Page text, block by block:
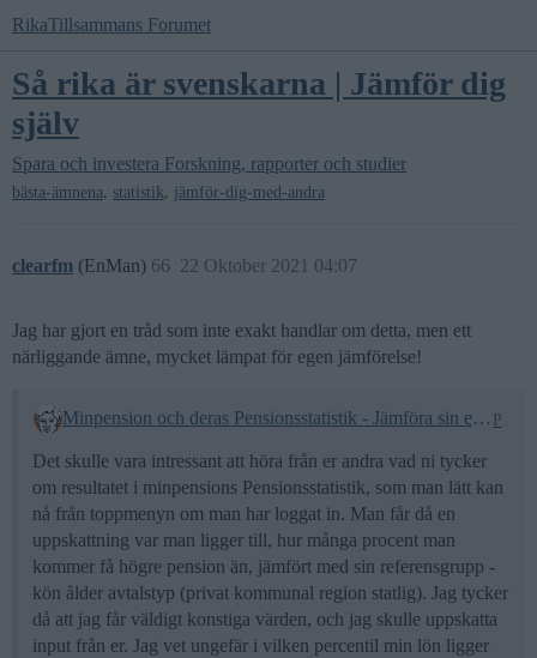
RikaTillsammans Forumet
Så rika är svenskarna | Jämför dig
själv
Spara och investera Forskning, rapporter och studier
bästa-ämnena, statistik, jämför-dig-med-andra
clearfm (EnMan) 22 Oktober 2021 04:07
66
Jag har gjort en tråd som inte exakt handlar om detta, men ett
närliggande ämne, mycket lämpat för egen jämförelse!
Minpension och deras Pensionsstatistik - Jämföra sin egen kommande pension med andra med samma "nuvarande" "lönenivå", storlek på månadssparande, rimliga värden?
Det skulle vara intressant att höra från er andra vad ni tycker
om resultatet i minpensions Pensionsstatistik, som man lätt kan
nå från toppmenyn om man har loggat in. Man får då en
uppskattning var man ligger till, hur många procent man
kommer få högre pension än, jämfört med sin referensgrupp -
kön ålder avtalstyp (privat kommunal region statlig). Jag tycker
då att jag får väldigt konstiga värden, och jag skulle uppskatta
input från er. Jag vet ungefär i vilken percentil min lön ligger